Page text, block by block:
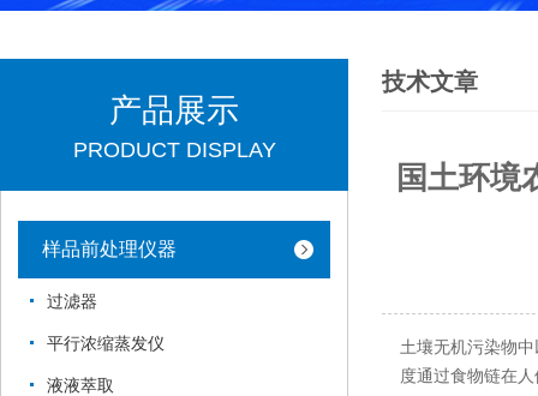
产品展示
PRODUCT DISPLAY
样品前处理仪器
过滤器
平行浓缩蒸发仪
液液萃取
技术文章
国土环境
土壤无机污染物
度通过食物链在